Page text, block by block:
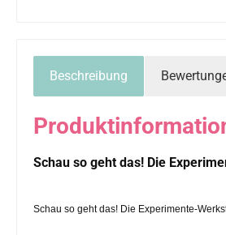
Beschreibung
Schau so geht das! Die
Schau so geht das! Die Experimente-